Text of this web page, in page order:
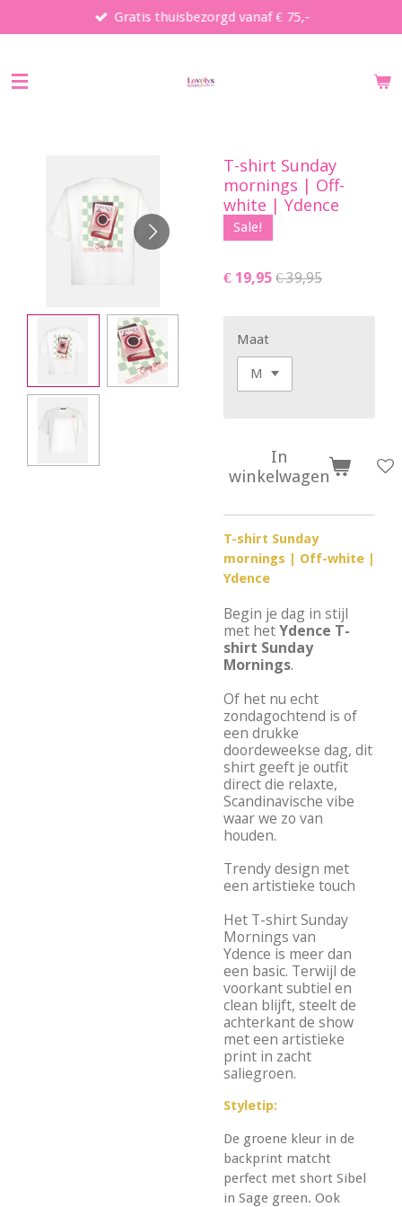
direct
de
Gratis thuisbezorgd vanaf € 75,-
T-shirt Sunday
mornings | Off-
white | Ydence
Sale!
€ 19,95 € 39,95
Maat
In
winkelwagen
T-shirt Sunday
mornings | Off-white |
Ydence
Begin je dag in stijl
met hetYdence T-
shirt Sunday
Mornings.
Of het nu echt
zondagochtend is of
een drukke
doordeweekse dag, dit
shirt geeft je outfit
direct die relaxte,
Scandinavische vibe
waar we zo van
houden.
Trendy design met
een artistieke touch
Het T-shirt Sunday
Mornings van
Ydence is meer dan
een basic. Terwijl de
voorkant subtiel en
clean blijft, steelt de
achterkant de show
met een artistieke
print in zacht
saliegroen.
Styletip:
De groene kleur in de
backprint matcht
perfect met short Sibel
in Sage green. Ook